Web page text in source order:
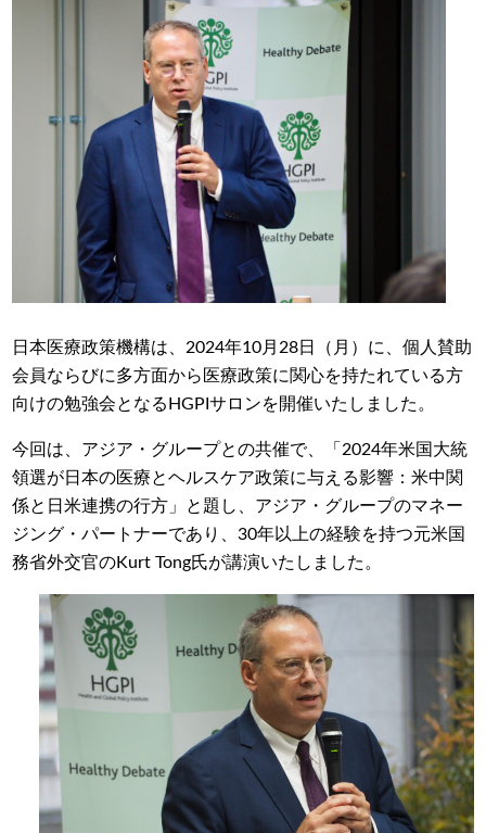
日本医療政策機構は、2024年10月28日（月）に、個人賛助
会員ならびに多方面から医療政策に関心を持たれている方
向けの勉強会となるHGPIサロンを開催いたしました。
今回は、アジア・グループとの共催で、「2024年米国大統
領選が日本の医療とヘルスケア政策に与える影響：米中関
係と日米連携の行方」と題し、アジア・グループのマネー
ジング・パートナーであり、30年以上の経験を持つ元米国
務省外交官のKurt Tong氏が講演いたしました。